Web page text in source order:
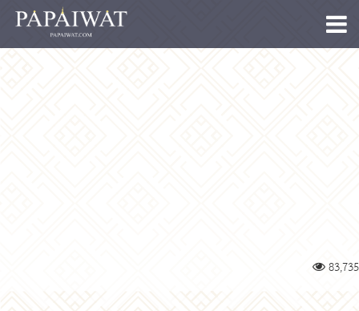
83,735